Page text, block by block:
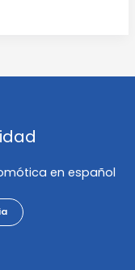
en español